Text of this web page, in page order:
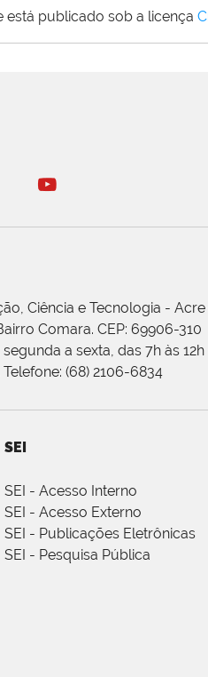
está publicado sob a licença
Ciência e Tecnologia - Acre
Comara. CEP: 69906-310
a sexta, das 7h às 12h
(68) 2106-6834
SEI
SEI - Acesso Interno
SEI - Acesso Externo
SEI - Publicações Eletrônicas
SEI - Pesquisa Pública